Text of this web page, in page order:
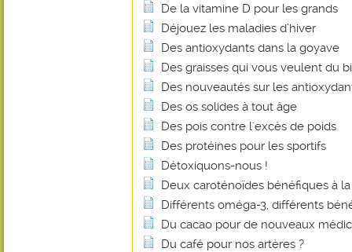
De la vitamine D pour les grands
Déjouez les maladies d’hiver
Des antioxydants dans la goyave
Des graisses qui vous veulent du
Des nouveautés sur les
Des os solides à tout âge
Des pois contre l'excès de poids
Des protéines pour les sportifs
Détoxiquons-nous !
Deux caroténoïdes bénéfiques à
Différents oméga-3, différents
Du cacao pour de nouveaux
Du café pour nos artères ?